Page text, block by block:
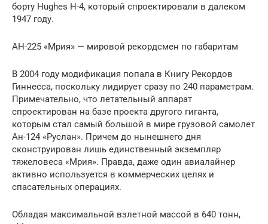
борту Hughes H-4, который спроектировали в далеком
1947 году.
АН-225 «Мрия» — мировой рекордсмен по габаритам
В 2004 году модификация попала в Книгу Рекордов
Гиннесса, поскольку лидирует сразу по 240 параметрам.
Примечательно, что летательный аппарат
спроектирован на базе проекта другого гиганта,
которым стал самый большой в мире грузовой самолет
Ан-124 «Руслан». Причем до нынешнего дня
сконструирован лишь единственный экземпляр
тяжеловеса «Мрия». Правда, даже один авиалайнер
активно используется в коммерческих целях и
спасательных операциях.
Обладая максимальной взлетной массой в 640 тонн,